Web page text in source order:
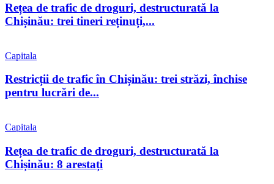
Rețea de trafic de droguri, destructurată la
Chișinău: trei tineri reținuți,...
Capitala
Restricții de trafic în Chișinău: trei străzi, închise
pentru lucrări de...
Capitala
Rețea de trafic de droguri, destructurată la
Chișinău: 8 arestați